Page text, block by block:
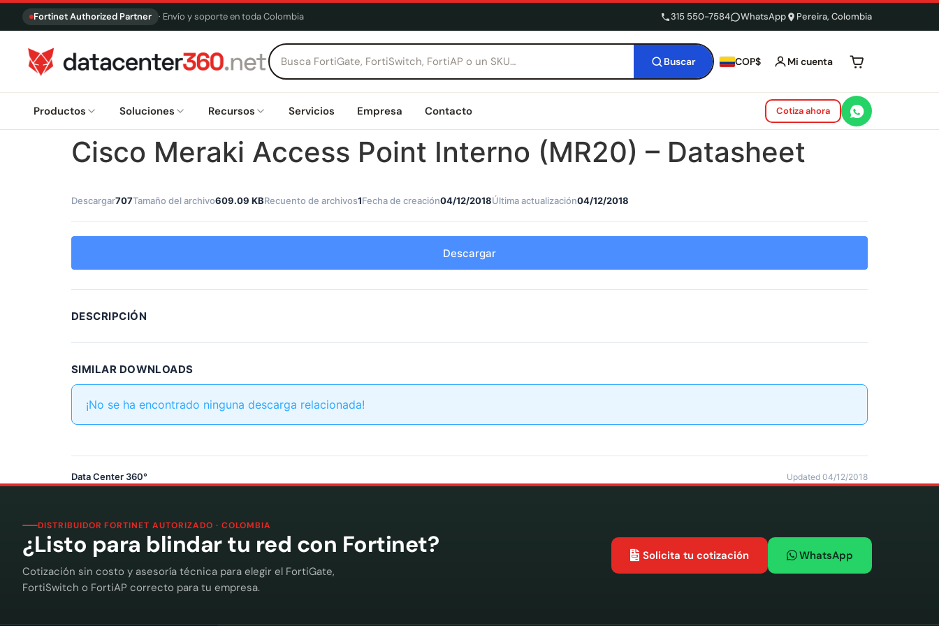
Fortinet Authorized Partner · Envío y soporte en toda Colombia 315 550-7584 WhatsApp Pereira, Colombia
Buscar COP$ Mi cuenta Tu carrito está
Productos Soluciones Recursos Servicios Empresa Contacto Cotiza ahora
Cisco Meraki Access Point Interno (MR20) – Datasheet
Descargar707Tamaño del archivo609.09 KBRecuento de archivos1Fecha de creación04/12/2018Última actualización04/12/2018
Descargar
DESCRIPCIÓN
SIMILAR DOWNLOADS
¡No se ha encontrado ninguna descarga relacionada!
Data Center 360° Updated 04/12/2018
DISTRIBUIDOR FORTINET AUTORIZADO · COLOMBIA
¿Listo para blindar tu red con Fortinet?
Cotización sin costo y asesoría técnica para elegir el FortiGate,
FortiSwitch o FortiAP correcto para tu empresa.
Solicita tu cotización WhatsApp